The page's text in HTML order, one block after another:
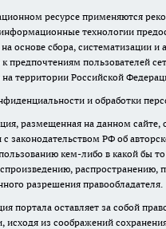
ресурсе применяются
технологии
основе сбора, систематизации и
предпочтениям пользователей
территории Российской
и обработки
размещенная на данном сайте,
с законодательством РФ об
кем-либо в какой бы
распространению,
разрешения правообладателя.
портала оставляет за собой
исходя из соображений